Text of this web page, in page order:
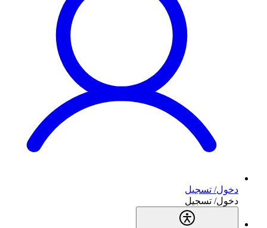
دخول/ تسجيل
دخول/ تسجيل